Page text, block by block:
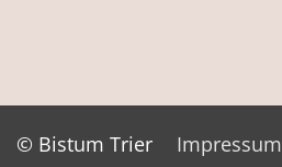
© Bistum Trier
Impressum